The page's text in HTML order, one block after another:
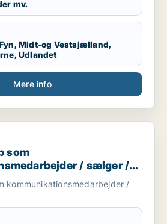
mv.
Midt-og Vestsjælland,
Udlandet
Mere info
kommunikationsmedarbejder / sælger
som
/ sælger /
kommunikationsmedarbejder /